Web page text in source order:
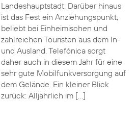
Landeshauptstadt. Darüber hinaus
ist das Fest ein Anziehungspunkt,
beliebt bei Einheimischen und
zahlreichen Touristen aus dem In-
und Ausland. Telefónica sorgt
daher auch in diesem Jahr für eine
sehr gute Mobilfunkversorgung auf
dem Gelände. Ein kleiner Blick
zurück: Alljährlich im […]